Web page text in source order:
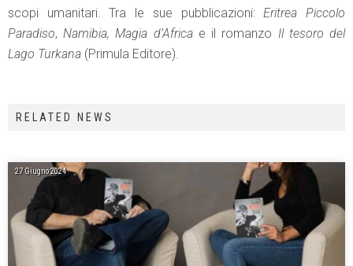
scopi umanitari. Tra le sue pubblicazioni:Eritrea Piccolo
Paradiso,Namibia, Magia d’Africae il romanzo Il tesoro del
Lago Turkana (Primula Editore).
RELATED NEWS
27 Giugno 2024